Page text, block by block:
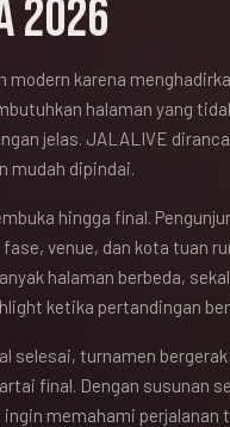
2026
karena
halaman yang
jelas. JALALIVE
mudah dipindai.
hingga final.
venue, dan kota tuan
halaman berbeda,
ketika pertandingan
selesai, turnamen
final. Dengan susunan
memahami perjalanan